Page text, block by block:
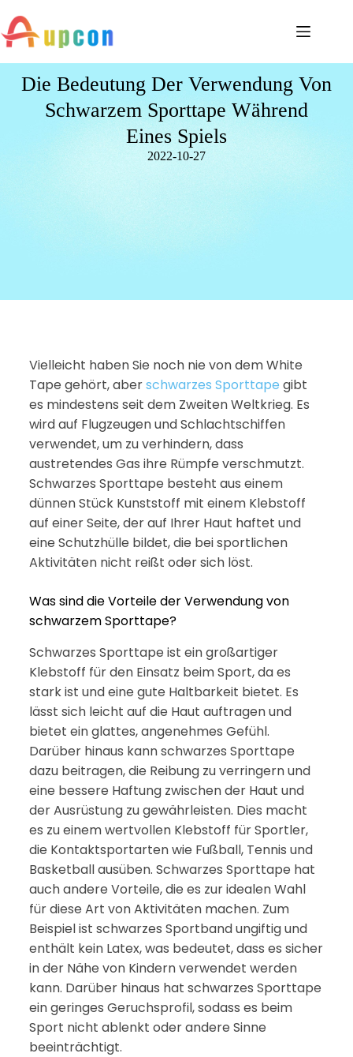
Die Bedeutung Der Verwendung Von
Schwarzem Sporttape Während
Eines Spiels
2022-10-27
Vielleicht haben Sie noch nie von dem White
Tape gehört, aberschwarzes Sporttape gibt
es mindestens seit dem Zweiten Weltkrieg. Es
wird auf Flugzeugen und Schlachtschiffen
verwendet, um zu verhindern, dass
austretendes Gas ihre Rümpfe verschmutzt.
Schwarzes Sporttape besteht aus einem
dünnen Stück Kunststoff mit einem Klebstoff
auf einer Seite, der auf Ihrer Haut haftet und
eine Schutzhülle bildet, die bei sportlichen
Aktivitäten nicht reißt oder sich löst.
Was sind die Vorteile der Verwendung von
schwarzem Sporttape?
Schwarzes Sporttape ist ein großartiger
Klebstoff für den Einsatz beim Sport, da es
stark ist und eine gute Haltbarkeit bietet. Es
lässt sich leicht auf die Haut auftragen und
bietet ein glattes, angenehmes Gefühl.
Darüber hinaus kann schwarzes Sporttape
dazu beitragen, die Reibung zu verringern und
eine bessere Haftung zwischen der Haut und
der Ausrüstung zu gewährleisten. Dies macht
es zu einem wertvollen Klebstoff für Sportler,
die Kontaktsportarten wie Fußball, Tennis und
Basketball ausüben. Schwarzes Sporttape hat
auch andere Vorteile, die es zur idealen Wahl
für diese Art von Aktivitäten machen. Zum
Beispiel ist schwarzes Sportband ungiftig und
enthält kein Latex, was bedeutet, dass es sicher
in der Nähe von Kindern verwendet werden
kann. Darüber hinaus hat schwarzes Sporttape
ein geringes Geruchsprofil, sodass es beim
Sport nicht ablenkt oder andere Sinne
beeinträchtigt.